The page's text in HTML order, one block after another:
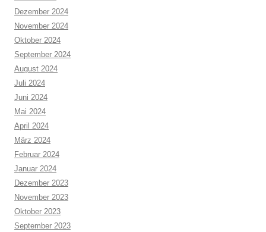
Dezember 2024
November 2024
Oktober 2024
September 2024
August 2024
Juli 2024
Juni 2024
Mai 2024
April 2024
März 2024
Februar 2024
Januar 2024
Dezember 2023
November 2023
Oktober 2023
September 2023